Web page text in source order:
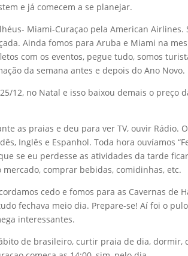
e já comecem a se planejar.
Miami-Curaçao pela American
Ainda fomos para Aruba e Miami na
com os eventos, pegue tudo, somos
da semana antes e depois do Ano Novo.
12, no Natal e isso baixou demais o preço
as praias e deu para ver TV, ouvir Rádio.
Inglês e Espanhol. Toda hora ouvíamos
se eu perdesse as atividades da tarde
mercado, comprar bebidas, comidinhas, etc.
cedo e fomos para as Cavernas de
fechava meio dia. Prepare-se! Aí foi o
interessantes.
de brasileiro, curtir praia de dia, dormir,